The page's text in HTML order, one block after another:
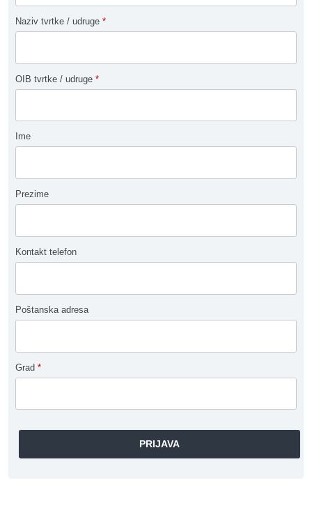
Naziv tvrtke / udruge *
OIB tvrtke / udruge *
Ime
Prezime
Kontakt telefon
Poštanska adresa
Grad *